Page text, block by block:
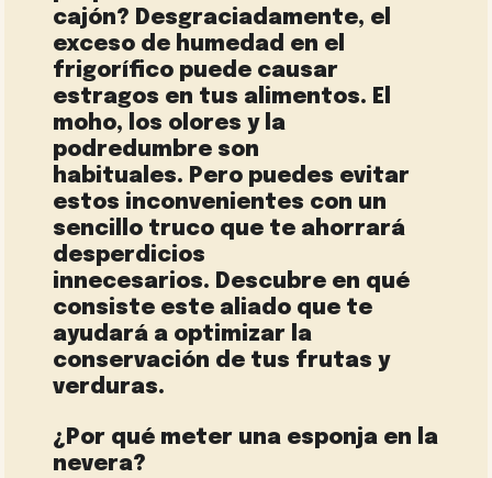
cajón? Desgraciadamente, el
exceso de humedad en el
frigorífico puede causar
estragos en tus alimentos. El
moho, los olores y la
podredumbre son
habituales. Pero puedes evitar
estos inconvenientes con un
sencillo truco que te ahorrará
desperdicios
innecesarios. Descubre en qué
consiste este aliado que te
ayudará a optimizar la
conservación de tus frutas y
verduras.
¿Por qué meter una esponja en la
nevera?